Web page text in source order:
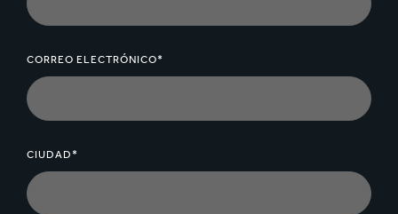
CORREO ELECTRÓNICO*
CIUDAD*